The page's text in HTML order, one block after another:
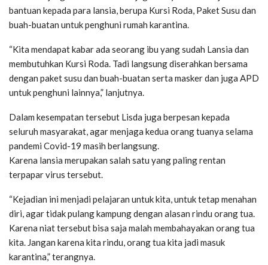
bantuan kepada para lansia, berupa Kursi Roda, Paket Susu dan
buah-buatan untuk penghuni rumah karantina.
“Kita mendapat kabar ada seorang ibu yang sudah Lansia dan
membutuhkan Kursi Roda. Tadi langsung diserahkan bersama
dengan paket susu dan buah-buatan serta masker dan juga APD
untuk penghuni lainnya,” lanjutnya.
Dalam kesempatan tersebut Lisda juga berpesan kepada
seluruh masyarakat, agar menjaga kedua orang tuanya selama
pandemi Covid-19 masih berlangsung.
Karena lansia merupakan salah satu yang paling rentan
terpapar virus tersebut.
“Kejadian ini menjadi pelajaran untuk kita, untuk tetap menahan
diri, agar tidak pulang kampung dengan alasan rindu orang tua.
Karena niat tersebut bisa saja malah membahayakan orang tua
kita. Jangan karena kita rindu, orang tua kita jadi masuk
karantina,” terangnya.